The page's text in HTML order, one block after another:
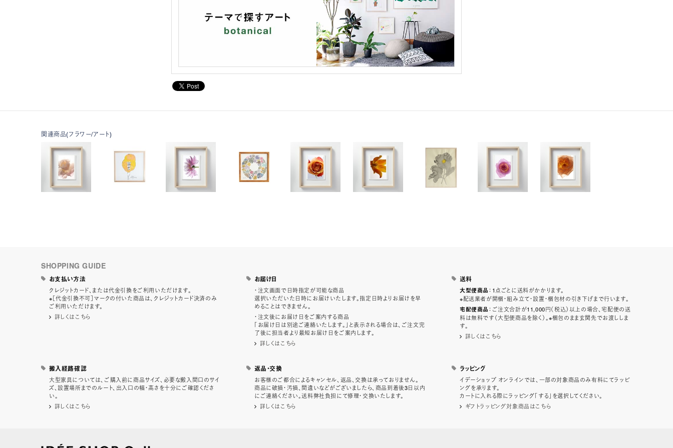
関連商品(フラワー/アート)
SHOPPING GUIDE
お支払い方法
クレジットカード、または代金引換をご利用いただけます。
※［代金引換不可］マークの付いた商品は、クレジットカード決済のみ
ご利用いただけます。
詳しくはこちら
お届け日
・注文画面で日時指定が可能な商品
選択いただいた日時にお届けいたします。指定日時よりお届けを早
めることはできません。
・注文後にお届け日をご案内する商品
「お届け日は別途ご連絡いたします。」と表示される場合は、ご注文完
了後に担当者より最短お届け日をご案内します。
詳しくはこちら
送料
大型便商品 ：1点ごとに送料がかかります。
※配送業者が開梱・組み立て・設置・梱包材の引き下げまで行います。
宅配便商品 ：ご注文合計が11,000円（税込）以上の場合、宅配便の送
料は無料です（大型便商品を除く）。※梱包のまま玄関先でお渡ししま
す。
詳しくはこちら
搬入経路確認
大型家具については、ご購入前に商品サイズ、必要な搬入間口のサイ
ズ、設置場所までのルート、出入口の幅・高さを十分にご確認くださ
い。
詳しくはこちら
返品・交換
お客様のご都合によるキャンセル、返品、交換は承っておりません。
商品に破損・汚損、間違いなどがございましたら、商品到着後3日以内
にご連絡ください。送料弊社負担にて修理・交換いたします。
詳しくはこちら
ラッピング
イデーショップ オンラインでは、一部の対象商品のみ有料にてラッピ
ングを承ります。
カートに入れる際にラッピング「する」を選択してください。
ギフトラッピング対象商品はこちら